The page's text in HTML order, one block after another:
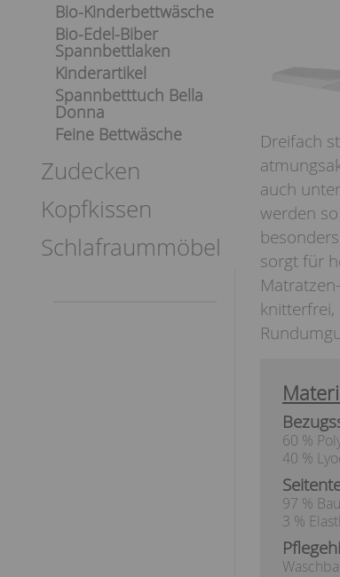
Bio-Kinderbettwäsche
Bio-Edel-Biber
Spannbettlaken
Kinderartikel
Spannbetttuch Bella
Donna
Feine Bettwäsche
Zudecken
Kopfkissen
Schlafraummöbel
Dreifach
auch
werden
sorgt für
knitterfrei,
60 %
40 %
97 %
3 %